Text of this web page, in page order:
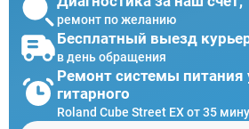
ремонт по желанию
Бесплатный выезд
в день обращения
Ремонт системы питания
гитарного
Roland Cube Street EX от 35